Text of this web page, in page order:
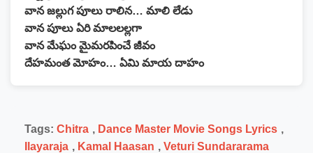
వాన జల్లుగ పూలు రాలిన… మాలి లేడు
వాన పూలు ఏరి మాలలల్లగా
వాన మేఘం మైమరపించే జీవం
దేహమంత మోహం… ఏమి మాయ దాహం
Tags: Chitra , Dance Master Movie Songs Lyrics ,
Ilayaraja , Kamal Haasan , Veturi Sundararama